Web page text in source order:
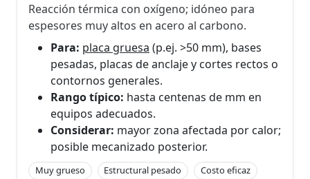
Reacción térmica con oxígeno; idóneo para
espesores muy altos en acero al carbono.
Para: placa gruesa (p.ej. >50 mm), bases
pesadas, placas de anclaje y cortes rectos o
contornos generales.
Rango típico: hasta centenas de mm en
equipos adecuados.
Considerar: mayor zona afectada por calor;
posible mecanizado posterior.
Muy grueso Estructural pesado Costo eficaz